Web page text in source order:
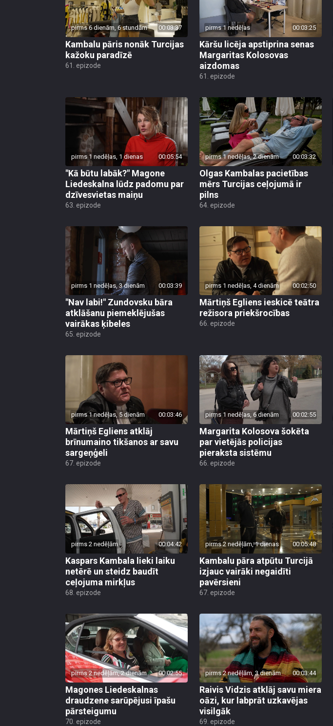
pirms 6 dienām, 6 stundām 00:03:37
Kambalu pāris nonāk Turcijas
kažoku paradīzē
61. epizode
pirms 1 nedēļas 00:03:25
Kāršu licēja apstiprina senas
Margaritas Kolosovas
aizdomas
61. epizode
pirms 1 nedēļas, 1 dienas 00:05:54
"Kā būtu labāk?" Magone
Liedeskalna lūdz padomu par
dzīvesvietas maiņu
63. epizode
pirms 1 nedēļas, 2 dienām 00:03:32
Olgas Kambalas pacietības
mērs Turcijas ceļojumā ir
pilns
64. epizode
pirms 1 nedēļas, 3 dienām 00:03:39
"Nav labi!" Zundovsku bāra
atklāšanu piemeklējušas
vairākas ķibeles
65. epizode
pirms 1 nedēļas, 4 dienām 00:02:50
Mārtiņš Egliens ieskicē teātra
režisora priekšrocības
66. epizode
pirms 1 nedēļas, 5 dienām 00:03:46
Mārtiņš Egliens atklāj
brīnumaino tikšanos ar savu
sargeņģeli
67. epizode
pirms 1 nedēļas, 6 dienām 00:02:55
Margarita Kolosova šokēta
par vietējās policijas
pieraksta sistēmu
66. epizode
pirms 2 nedēļām 00:04:42
Kaspars Kambala lieki laiku
netērē un steidz baudīt
ceļojuma mirkļus
68. epizode
pirms 2 nedēļām, 1 dienas 00:05:48
Kambalu pāra atpūtu Turcijā
izjauc vairāki negaidīti
pavērsieni
67. epizode
pirms 2 nedēļām, 2 dienām 00:02:55
Magones Liedeskalnas
draudzene sarūpējusi īpašu
pārsteigumu
70. epizode
pirms 2 nedēļām, 3 dienām 00:03:44
Raivis Vidzis atklāj savu miera
oāzi, kur labprāt uzkavējas
visilgāk
69. epizode